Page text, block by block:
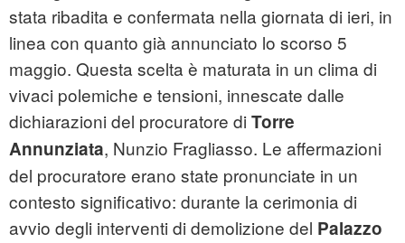
stata ribadita e confermata nella giornata di ieri, in
linea con quanto già annunciato lo scorso 5
maggio. Questa scelta è maturata in un clima di
vivaci polemiche e tensioni, innescate dalle
dichiarazioni del procuratore di Torre
Annunziata, Nunzio Fragliasso. Le affermazioni
del procuratore erano state pronunciate in un
contesto significativo: durante la cerimonia di
avvio degli interventi di demolizione del Palazzo